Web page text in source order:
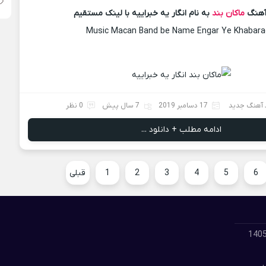
آهنگ ماکان بند به نام انگار یه خبراییه با لینک مستقیم
Music Macan Band be Name Engar Ye
آهنگ جدید 17 دسامبر 2019 7 سال پیش 0 نظر
ادامه مطلب + دانلود ...
قبلی 1 2 3 4 5 6
بهترین آهنگ های مسعود جلیلیان 1405